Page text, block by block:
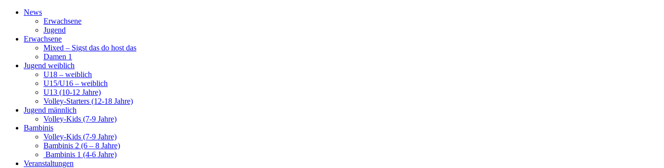
Zum
News
Erwachsene
Jugend
Erwachsene
Mixed – Sigst das do host das
Damen 1
Jugend weiblich
U18 – weiblich
U15/U16 – weiblich
U13 (10-12 Jahre)
Volley-Starters (12-18 Jahre)
Jugend männlich
Volley-Kids (7-9 Jahre)
Bambinis
Volley-Kids (7-9 Jahre)
Bambinis 2 (6 – 8 Jahre)
Bambinis 1 (4-6 Jahre)
Veranstaltungen